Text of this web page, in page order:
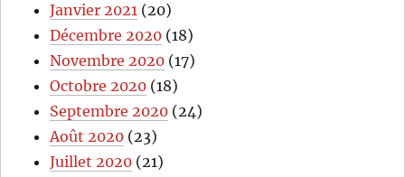
Janvier 2021 (20)
Décembre 2020 (18)
Novembre 2020 (17)
Octobre 2020 (18)
Septembre 2020 (24)
Août 2020 (23)
Juillet 2020 (21)